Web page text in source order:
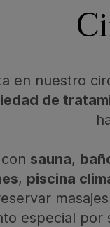
en nuestro
de
sauna,
, piscina
especial por